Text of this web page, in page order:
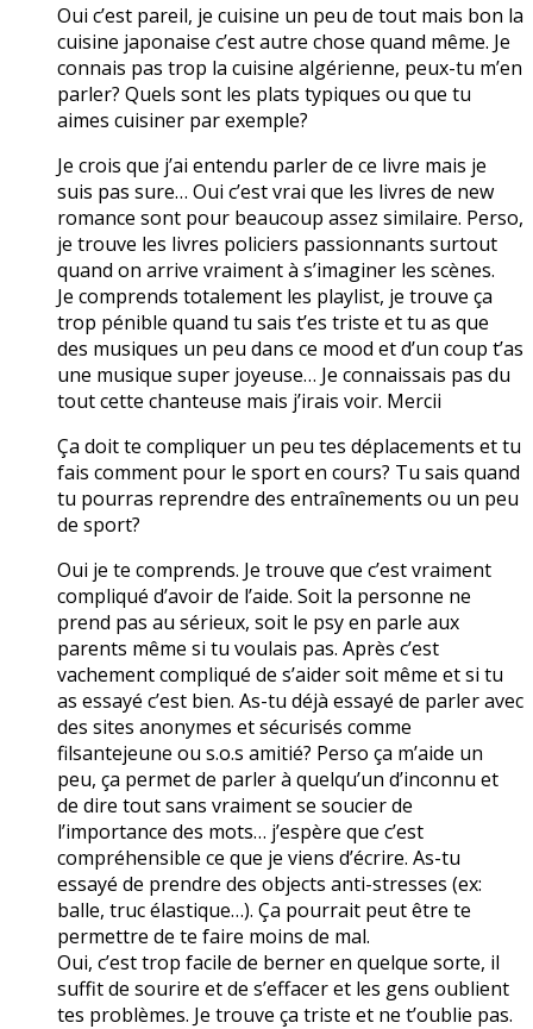
Oui c’est pareil, je cuisine un peu de tout mais bon la
cuisine japonaise c’est autre chose quand même. Je
connais pas trop la cuisine algérienne, peux-tu m’en
parler? Quels sont les plats typiques ou que tu
aimes cuisiner par exemple?
Je crois que j’ai entendu parler de ce livre mais je
suis pas sure… Oui c’est vrai que les livres de new
romance sont pour beaucoup assez similaire. Perso,
je trouve les livres policiers passionnants surtout
quand on arrive vraiment à s’imaginer les scènes.
Je comprends totalement les playlist, je trouve ça
trop pénible quand tu sais t’es triste et tu as que
des musiques un peu dans ce mood et d’un coup t’as
une musique super joyeuse… Je connaissais pas du
tout cette chanteuse mais j’irais voir. Mercii
Ça doit te compliquer un peu tes déplacements et tu
fais comment pour le sport en cours? Tu sais quand
tu pourras reprendre des entraînements ou un peu
de sport?
Oui je te comprends. Je trouve que c’est vraiment
compliqué d’avoir de l’aide. Soit la personne ne
prend pas au sérieux, soit le psy en parle aux
parents même si tu voulais pas. Après c’est
vachement compliqué de s’aider soit même et si tu
as essayé c’est bien. As-tu déjà essayé de parler avec
des sites anonymes et sécurisés comme
filsantejeune ou s.o.s amitié? Perso ça m’aide un
peu, ça permet de parler à quelqu’un d’inconnu et
de dire tout sans vraiment se soucier de
l’importance des mots… j’espère que c’est
compréhensible ce que je viens d’écrire. As-tu
essayé de prendre des objects anti-stresses (ex:
balle, truc élastique…). Ça pourrait peut être te
permettre de te faire moins de mal.
Oui, c’est trop facile de berner en quelque sorte, il
suffit de sourire et de s’effacer et les gens oublient
tes problèmes. Je trouve ça triste et ne t’oublie pas.